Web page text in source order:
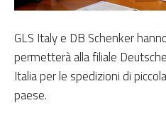
GLS Italy e DB Schenker
permetterà alla filiale
Italia per le spedizioni di
paese.